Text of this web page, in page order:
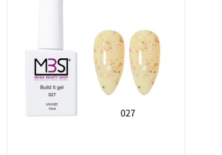
Startpakketten
NIEUW! MBS Producten